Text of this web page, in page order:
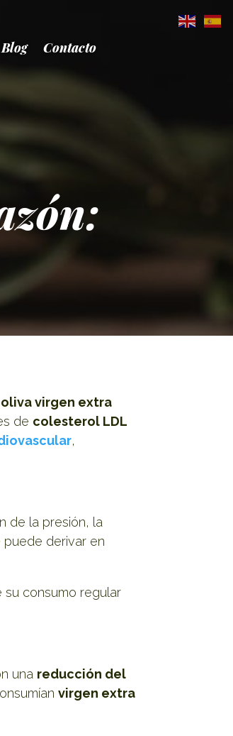
Blog Contacto
virgen extra
de colesterol LDL
,
de la presión, la
puede derivar en
su consumo regular
una reducción del
virgen extra